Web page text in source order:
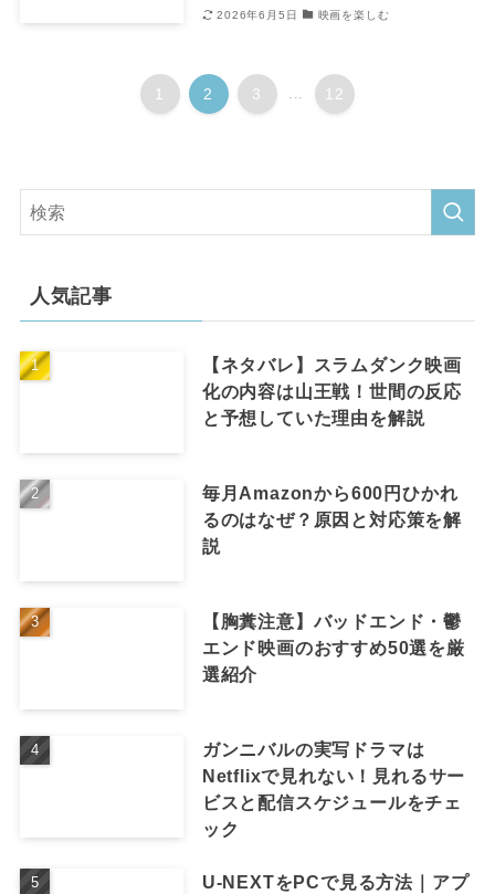
2026年6月5日 映画を楽しむ
1 2 3 12
人気記事
【ネタバレ】スラムダンク映画
化の内容は山王戦！世間の反応
と予想していた理由を解説
毎月Amazonから600円ひかれ
るのはなぜ？原因と対応策を解
説
【胸糞注意】バッドエンド・鬱
エンド映画のおすすめ50選を厳
選紹介
ガンニバルの実写ドラマは
Netflixで見れない！見れるサー
ビスと配信スケジュールをチェ
ック
U-NEXTをPCで見る方法｜アプ